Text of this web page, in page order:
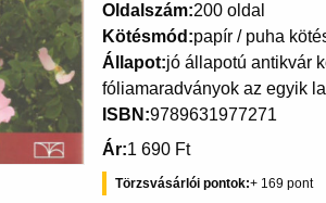
Oldalszám 200 oldal
Kötésmód papír / puha
Állapot jó állapotú antikvár
fóliamaradványok az egyik
ISBN 9789631977271
Ár 1 690 Ft
Törzsvásárlói pontok 169